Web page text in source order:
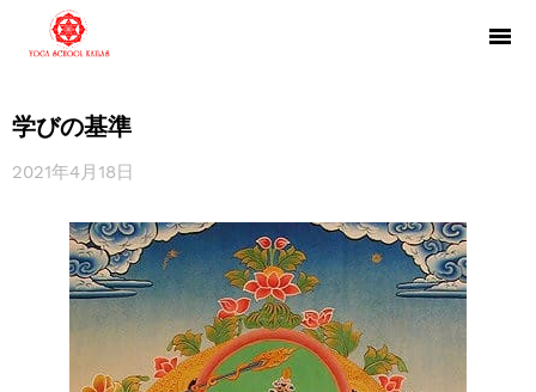
学びの基準
2021年4月18日